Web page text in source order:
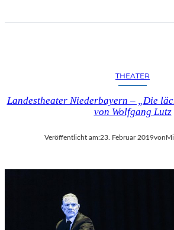
THEATER
Landestheater Niederbayern – „Die
von Wolfgang Lutz
Veröffentlicht am:23. Februar 2019von